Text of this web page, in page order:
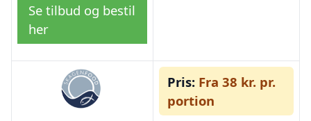
Se tilbud og bestil
her
Pris: Fra 38 kr. pr.
portion